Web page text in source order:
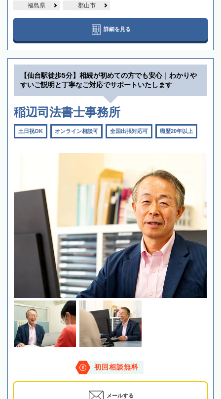
福島県 郡山市
詳細を見る
【仙台駅徒歩5分】相続が初めての方でも安心｜わかりや
すいご説明と丁寧なご対応でサポートいたします
稲辺司法書士事務所
土日祝OK オンライン相談可 全国出張対応可 職歴20年以上
初回相談無料
メールする